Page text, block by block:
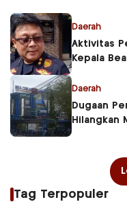
Daerah
Aktivitas
Kepala
Daerah
Dugaan
Hilangkan
Tag Terpopuler